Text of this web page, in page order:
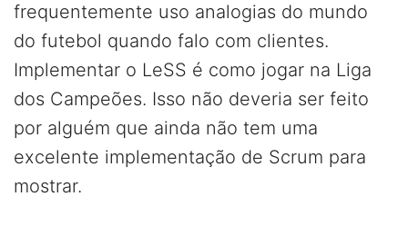
frequentemente uso analogias do mundo
do futebol quando falo com clientes.
Implementar o LeSS é como jogar na Liga
dos Campeões. Isso não deveria ser feito
por alguém que ainda não tem uma
excelente implementação de Scrum para
mostrar.